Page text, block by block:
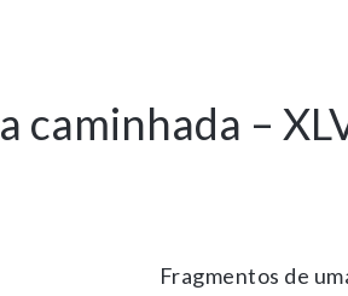
caminhada –
Fragmentos de